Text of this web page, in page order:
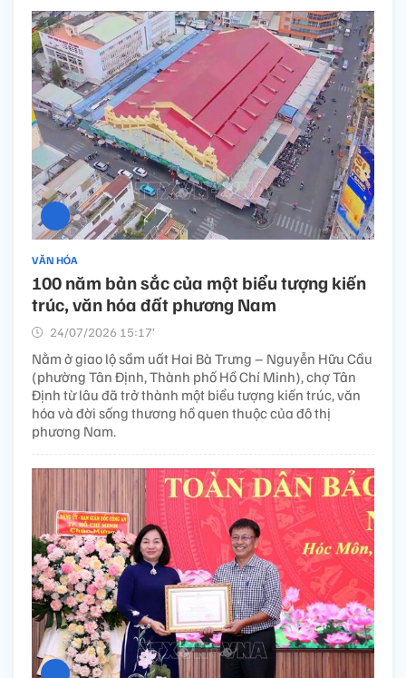
VĂN HÓA
100 năm bản sắc của một biểu tượng kiến
trúc, văn hóa đất phương Nam
24/07/2026 15:17’
Nằm ở giao lộ sầm uất Hai Bà Trưng – Nguyễn Hữu Cầu
(phường Tân Định, Thành phố Hồ Chí Minh), chợ Tân
Định từ lâu đã trở thành một biểu tượng kiến trúc, văn
hóa và đời sống thương hồ quen thuộc của đô thị
phương Nam.